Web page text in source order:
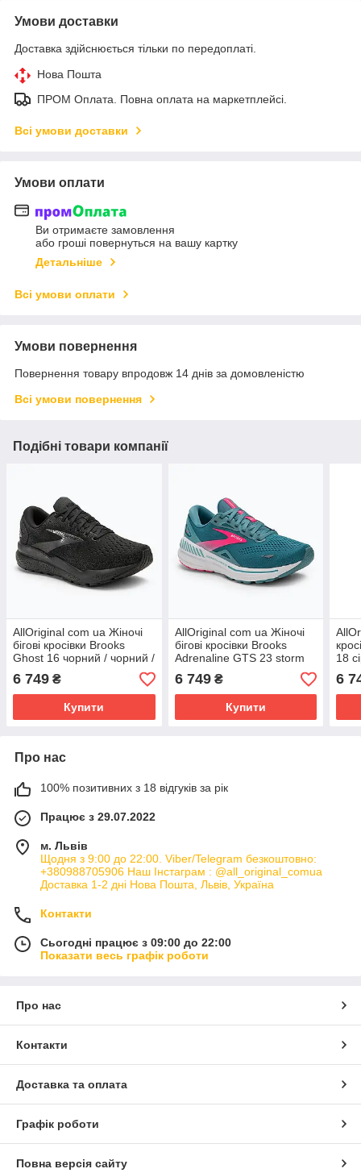
Умови доставки
Доставка здійснюється тільки по передоплаті.
Нова Пошта
ПРОМ Оплата. Повна оплата на маркетплейсі.
Всі умови доставки
Умови оплати
Ви отримаєте замовлення
або гроші повернуться на вашу картку
Детальніше
Всі умови оплати
Умови повернення
Повернення товару впродовж 14 днів за домовленістю
Всі умови повернення
Подібні товари компанії
AllOriginal com ua Жіночі
бігові кросівки Brooks
Ghost 16 чорний / чорний /
чорне дерево РОЗМІРИ
ЗАПИТУЙТЕ
6 749 ₴
Купити
AllOriginal com ua Жіночі
бігові кросівки Brooks
Adrenaline GTS 23 storm
blue/pink/aqua РОЗМІРИ
ЗАПИТУЙТЕ
6 749₴
Купити
18
6
Про нас
100% позитивних з 18 відгуків за рік
Працює з 29.07.2022
м. Львів
Щодня з 9:00 до 22:00. Viber/Telegram безкоштовно:
+380988705906 Наш Інстаграм : @all_original_comua
Доставка 1-2 дні Нова Пошта, Львів, Україна
Контакти
Сьогодні працює з 09:00 до 22:00
Показати весь графік роботи
Про нас
Контакти
Доставка та оплата
Графік роботи
Повна версія сайту